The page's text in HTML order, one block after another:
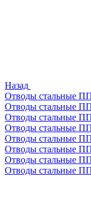
Назад
Отводы стальные
Отводы стальные
Отводы стальные
Отводы стальные
Отводы стальные
Отводы стальные
Отводы стальные
Отводы стальные